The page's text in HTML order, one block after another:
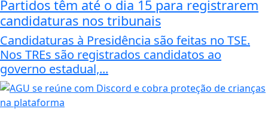
Partidos têm até o dia 15 para registrarem
candidaturas nos tribunais
Candidaturas à Presidência são feitas no TSE.
Nos TREs são registrados candidatos ao
governo estadual,...